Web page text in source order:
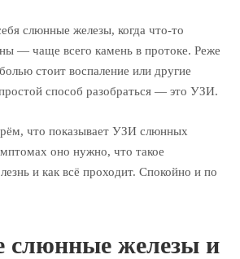
слюнные железы, когда что-то
— чаще всего камень в протоке. Реже
стоит воспаление или другие
способ разобраться — это УЗИ.
что показывает УЗИ слюнных
оно нужно, что такое
и как всё проходит. Спокойно и по
слюнные железы и